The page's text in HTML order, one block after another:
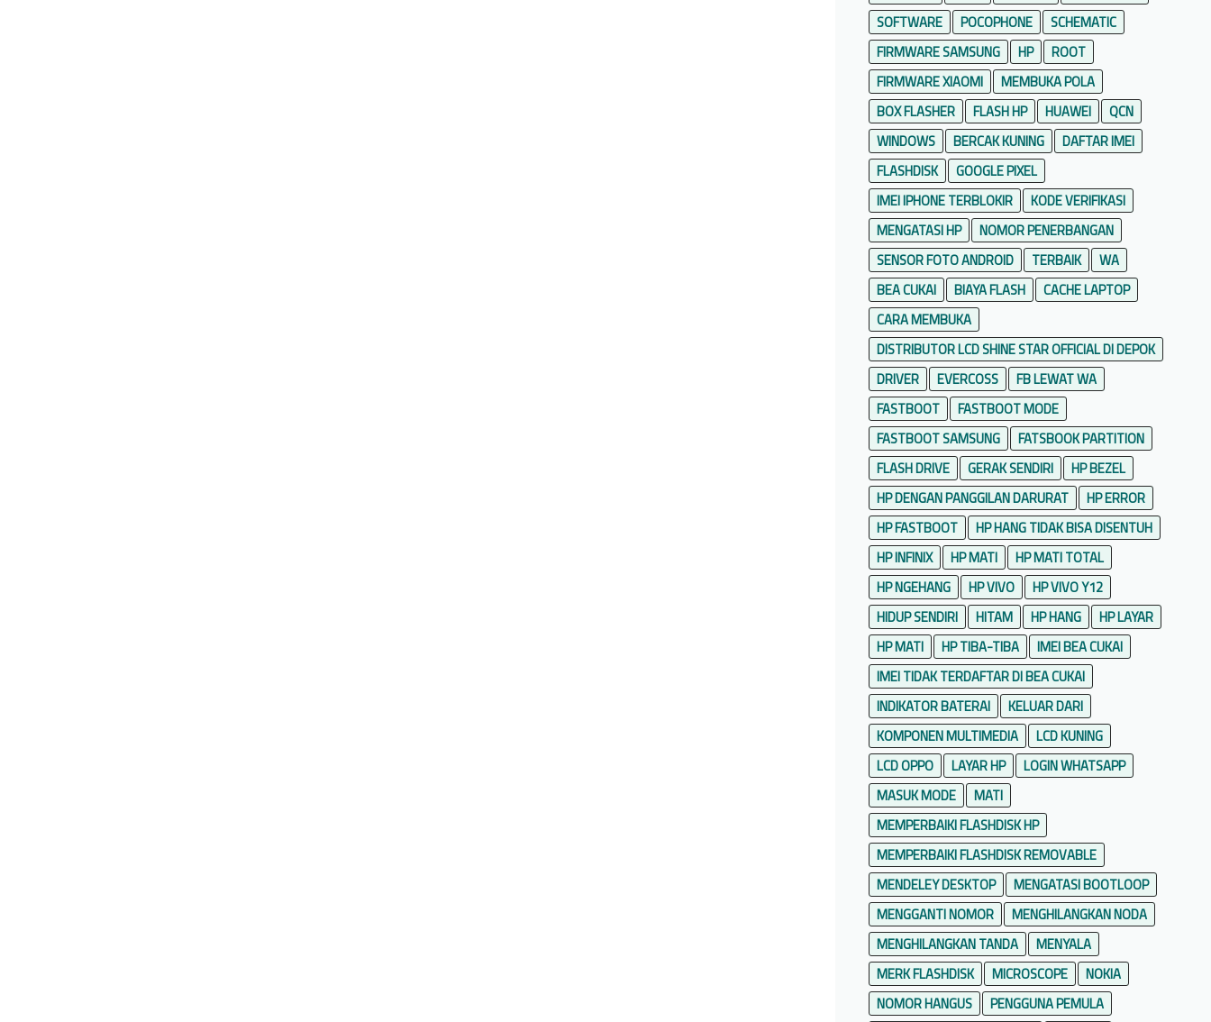
SOFTWARE
POCOPHONE
SCHEMATIC
FIRMWARE SAMSUNG
HP
ROOT
FIRMWARE XIAOMI
MEMBUKA POLA
BOX FLASHER
FLASH HP HUAWEI
QCN
WINDOWS
BERCAK KUNING
DAFTAR IMEI
FLASHDISK
GOOGLE PIXEL
IMEI IPHONE TERBLOKIR
KODE VERIFIKASI
MENGATASI HP
NOMOR PENERBANGAN
SENSOR FOTO ANDROID
TERBAIK
WA
BEA CUKAI
BIAYA FLASH
CACHE LAPTOP
CARA MEMBUKA
DISTRIBUTOR LCD SHINE STAR OFFICIAL DI DEPOK
DRIVER
EVERCOSS
FB LEWAT WA
FASTBOOT
FASTBOOT MODE
FASTBOOT SAMSUNG
FATSBOOK PARTITION
FLASH DRIVE
GERAK SENDIRI
HP BEZEL
HP DENGAN PANGGILAN DARURAT
HP ERROR
HP FASTBOOT
HP HANG TIDAK BISA DISENTUH
HP INFINIX
HP MATI
HP MATI TOTAL
HP NGEHANG
HP VIVO
HP VIVO Y12
HIDUP SENDIRI
HITAM HP HANG
HP LAYAR
HP MATI
HP TIBA-TIBA
IMEI BEA CUKAI
IMEI TIDAK TERDAFTAR DI BEA CUKAI
INDIKATOR BATERAI
KELUAR DARI
KOMPONEN MULTIMEDIA
LCD KUNING
LCD OPPO
LAYAR HP
LOGIN WHATSAPP
MASUK MODE
MATI
MEMPERBAIKI FLASHDISK HP
MEMPERBAIKI FLASHDISK REMOVABLE
MENDELEY DESKTOP
MENGATASI BOOTLOOP
MENGGANTI NOMOR
MENGHILANGKAN NODA
MENGHILANGKAN TANDA
MENYALA
MERK FLASHDISK
MICROSCOPE
NOKIA
NOMOR HANGUS
PENGGUNA PEMULA